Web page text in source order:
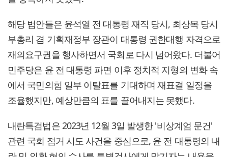
해당 법안들은 윤석열 전 대통령 재직 당시, 최상목 당시
부총리 겸 기획재정부 장관이 대통령 권한대행 자격으로
재의요구권을 행사하면서 국회로 다시 넘어왔다. 더불어
민주당은 윤 전 대통령 파면 이후 정치적 지형의 변화 속
에서 국민의힘 일부 이탈표를 기대하며 재표결 일정을
조율했지만, 예상만큼의 표를 끌어내지는 못했다.
내란특검법은 2023년 12월 3일 발생한 '비상계엄 문건'
관련 국회 점거 시도 사건을 중심으로, 윤 전 대통령의 내